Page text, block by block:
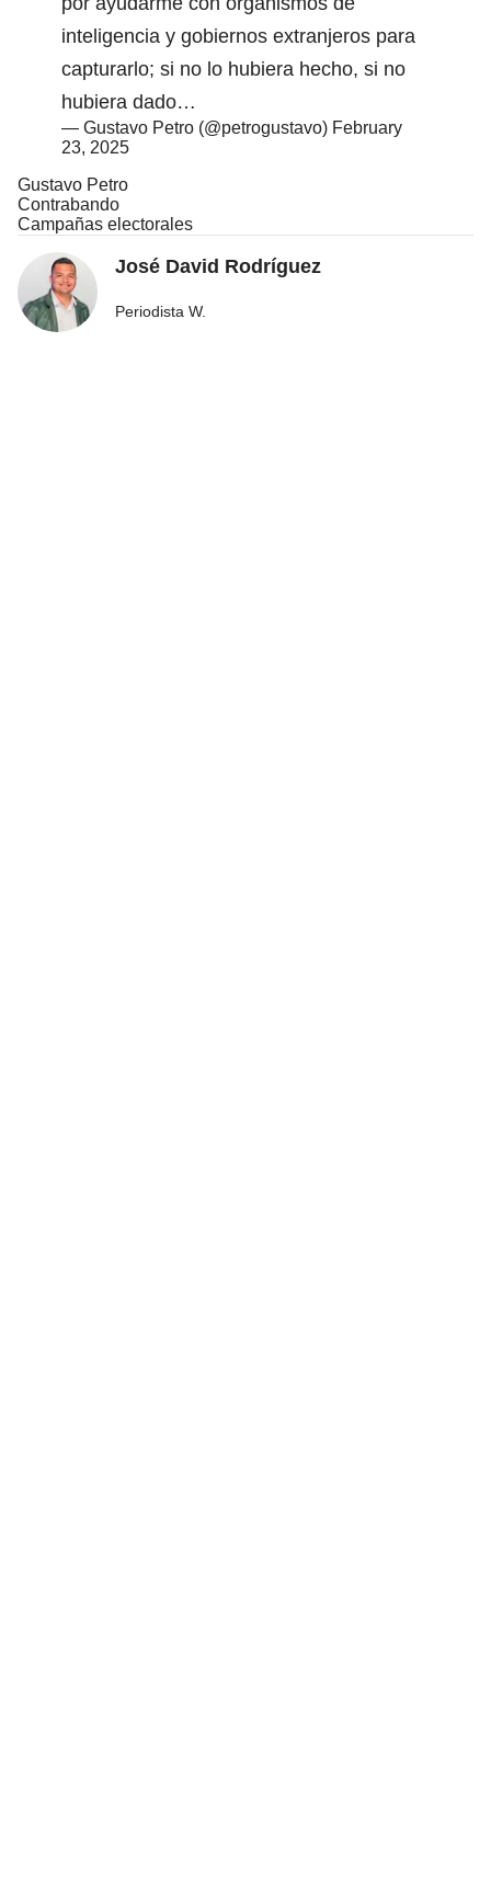
inteligencia y gobiernos extranjeros para
capturarlo; si no lo hubiera hecho, si no
hubiera dado…
— Gustavo Petro (@petrogustavo) February
23, 2025
Gustavo Petro
Contrabando
Campañas electorales
José David Rodríguez
Periodista W.